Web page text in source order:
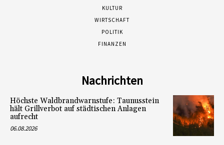
KULTUR
WIRTSCHAFT
POLITIK
FINANZEN
Nachrichten
Höchste Waldbrandwarnstufe: Taunusstein
hält Grillverbot auf städtischen Anlagen
aufrecht
06.08.2026